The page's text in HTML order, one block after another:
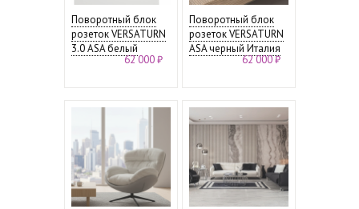
Поворотный блок
розеток VERSATURN
3.0 ASA белый
62 000 ₽
Поворотный блок
розеток VERSATURN
ASA черный Италия
62 000 ₽